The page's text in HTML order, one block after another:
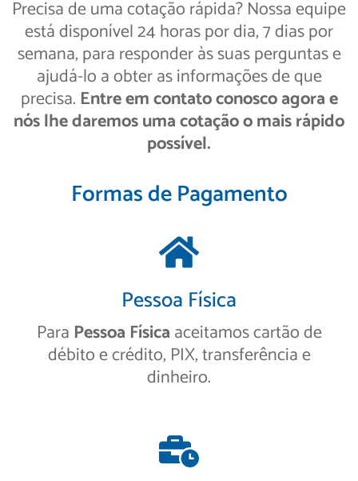
Precisa de uma cotação rápida? Nossa equipe
está disponível 24 horas por dia, 7 dias por
semana, para responder às suas perguntas e
ajudá-lo a obter as informações de que
precisa. Entre em contato conosco agora e
nós lhe daremos uma cotação o mais rápido
possível.
Formas de Pagamento
Pessoa Física
Para Pessoa Físicaaceitamos cartão de
débito e crédito, PIX, transferência e
dinheiro.